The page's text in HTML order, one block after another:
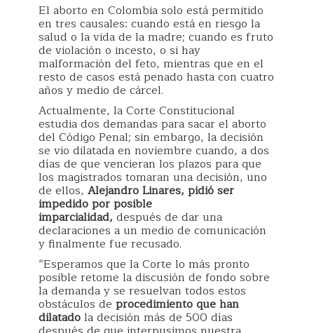
El aborto en Colombia solo está permitido
en tres causales: cuando está en riesgo la
salud o la vida de la madre; cuando es fruto
de violación o incesto, o si hay
malformación del feto, mientras que en el
resto de casos está penado hasta con cuatro
años y medio de cárcel.
Actualmente, la Corte Constitucional
estudia dos demandas para sacar el aborto
del Código Penal; sin embargo, la decisión
se vio dilatada en noviembre cuando, a dos
días de que vencieran los plazos para que
los magistrados tomaran una decisión, uno
de ellos, Alejandro Linares, pidió ser
impedido por posible
imparcialidad, después de dar una
declaraciones a un medio de comunicación
y finalmente fue recusado.
“Esperamos que la Corte lo más pronto
posible retome la discusión de fondo sobre
la demanda y se resuelvan todos estos
obstáculos de procedimiento que han
dilatadola decisión más de 500 días